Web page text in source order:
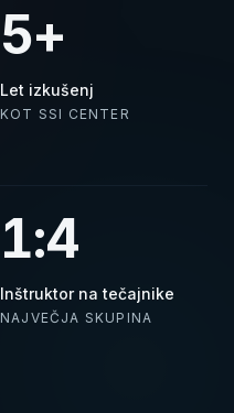
5+
Let izkušenj
KOT SSI CENTER
1:4
Inštruktor na tečajnike
NAJVEČJA SKUPINA